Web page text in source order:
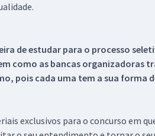
de estudar para o processo
como as bancas organizadoras
pois cada uma tem a sua forma
exclusivos para o concurso em